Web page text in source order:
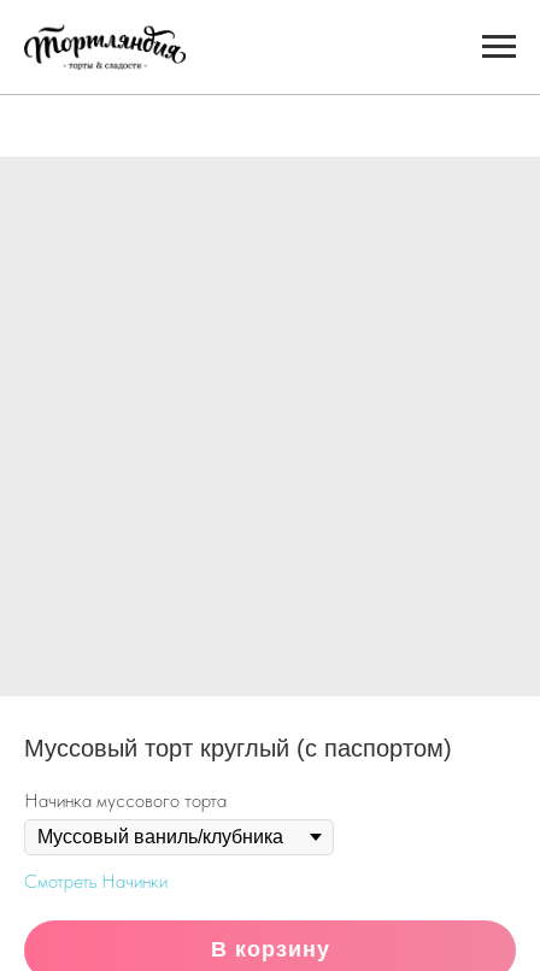
Муссовый торт круглый (с паспортом)
Начинка муссового торта
Смотреть Начинки
В корзину